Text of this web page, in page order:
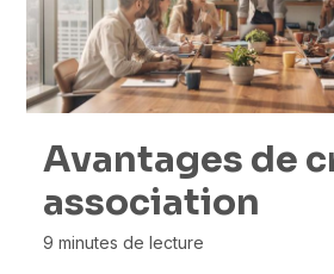
Avantages de
association
9 minutes de lecture